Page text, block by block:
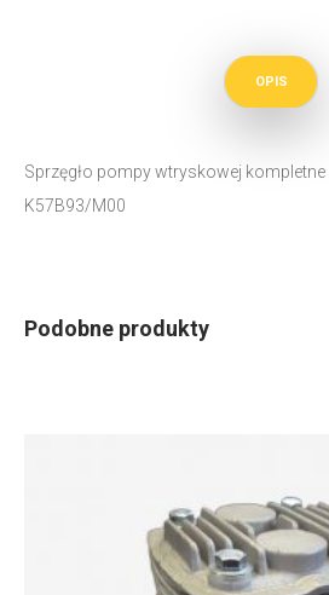
OPIS
Sprzęgło pompy wtryskowej
K57B93/M00
Podobne produkty